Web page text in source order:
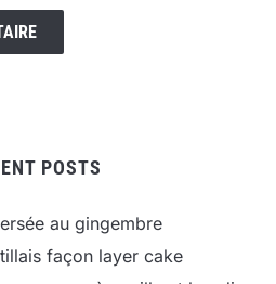
POSTS
au gingembre
façon layer cake